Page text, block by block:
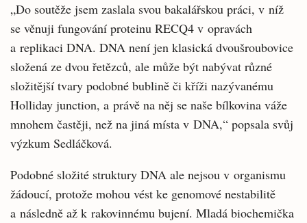
„Do soutěže jsem zaslala svou bakalářskou práci, v níž
se věnuji fungování proteinu RECQ4 v opravách
a replikaci DNA. DNA není jen klasická dvoušroubovice
složená ze dvou řetězců, ale může být nabývat různé
složitější tvary podobné bublině či kříži nazývanému
Holliday junction, a právě na něj se naše bílkovina váže
mnohem častěji, než na jiná místa v DNA,“ popsala svůj
výzkum Sedláčková.
Podobné složité struktury DNA ale nejsou v organismu
žádoucí, protože mohou vést ke genomové nestabilitě
a následně až k rakovinnému bujení. Mladá biochemička